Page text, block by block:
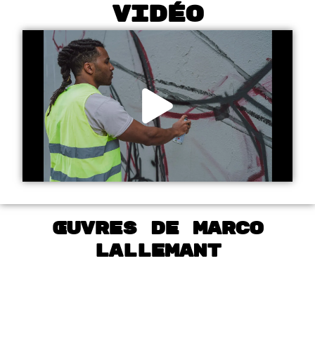
Vidéo
Œuvres de Marco
Lallemant